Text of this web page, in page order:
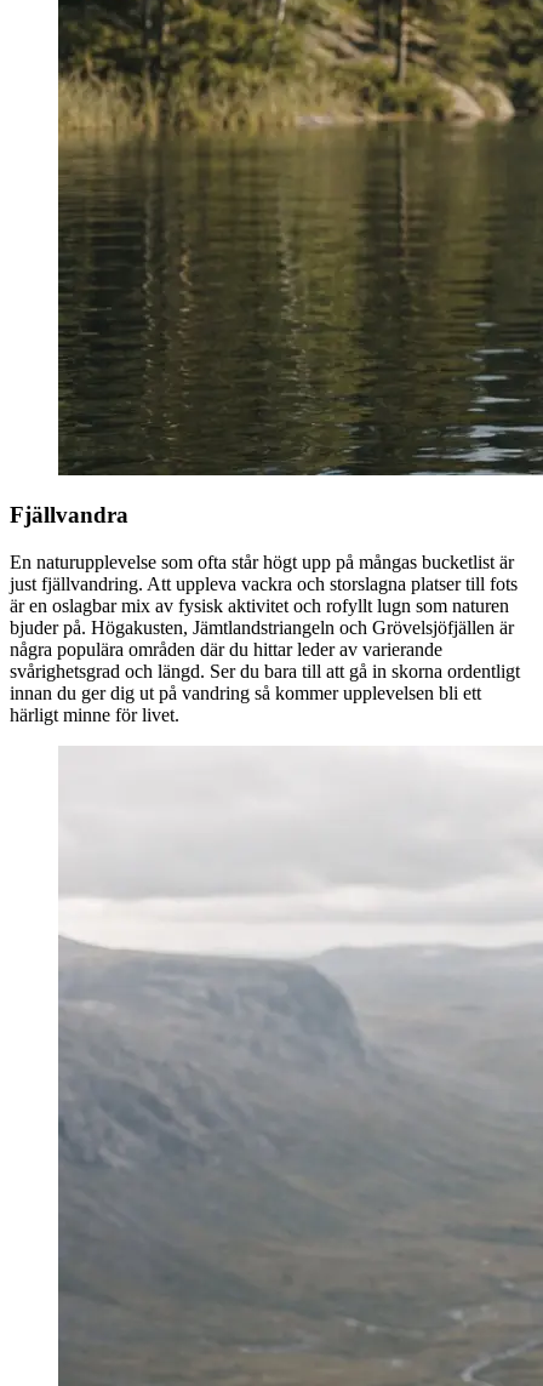
Fjällvandra
En naturupplevelse som ofta står högt upp på mångas bucketlist är
just fjällvandring. Att uppleva vackra och storslagna platser till fots
är en oslagbar mix av fysisk aktivitet och rofyllt lugn som naturen
bjuder på. Högakusten, Jämtlandstriangeln och Grövelsjöfjällen är
några populära områden där du hittar leder av varierande
svårighetsgrad och längd. Ser du bara till att gå in skorna ordentligt
innan du ger dig ut på vandring så kommer upplevelsen bli ett
härligt minne för livet.